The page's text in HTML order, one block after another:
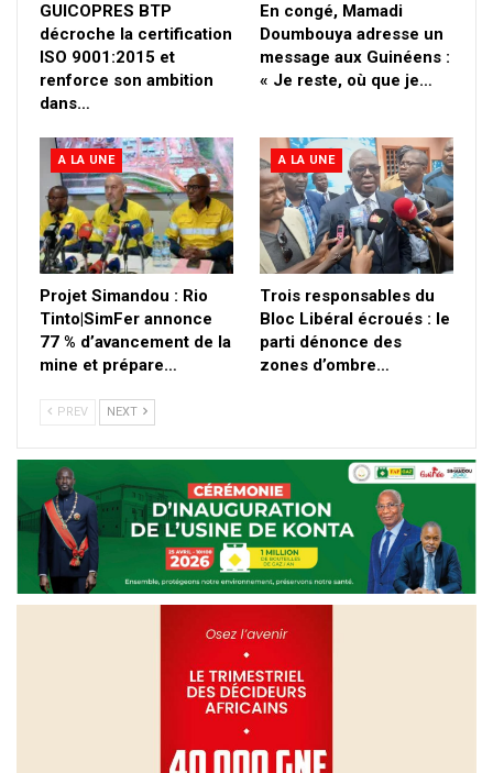
GUICOPRES BTP
décroche la certification
ISO 9001:2015 et
renforce son ambition
dans…
En congé, Mamadi
Doumbouya adresse un
message aux Guinéens :
« Je reste, où que je…
A LA UNE
Projet Simandou : Rio
Tinto|SimFer annonce
77 % d’avancement de la
mine et prépare…
A LA UNE
Trois responsables du
Bloc Libéral écroués : le
parti dénonce des
zones d’ombre…
PREV NEXT